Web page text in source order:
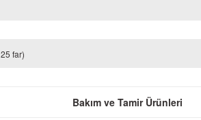
Bakım ve Tamir Ürünleri